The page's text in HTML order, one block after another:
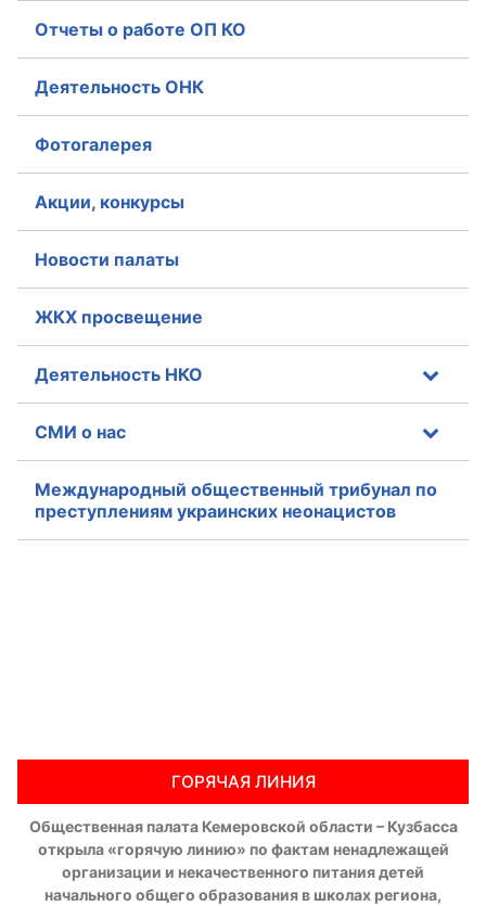
Отчеты о работе ОП КО
Деятельность ОНК
Фотогалерея
Акции, конкурсы
Новости палаты
ЖКХ просвещение
Деятельность НКО
СМИ о нас
Международный общественный трибунал по
преступлениям украинских неонацистов
ГОРЯЧАЯ ЛИНИЯ
Общественная палата Кемеровской области – Кузбасса
открыла «горячую линию» по фактам ненадлежащей
организации и некачественного питания детей
начального общего образования в школах региона,